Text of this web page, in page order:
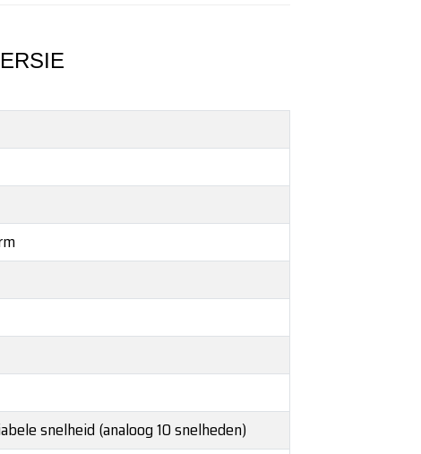
snelheid (analoog 10 snelheden)